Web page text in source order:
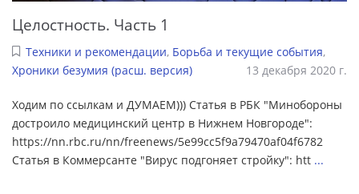
Целостность. Часть 1
Техники и рекомендации, Борьба и текущие события,
Хроники безумия (расш. версия)
13 декабря 2020 г.
Ходим по ссылкам и ДУМАЕМ))) Статья в РБК "Минобороны
достроило медицинский центр в Нижнем Новгороде":
https://nn.rbc.ru/nn/freenews/5e99cc5f9a79470af04f6782
Статья в Коммерсанте "Вирус подгоняет стройку": htt ...